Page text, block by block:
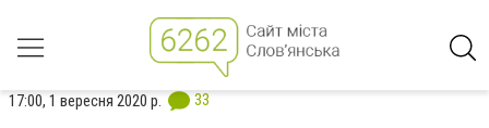
17:00, 1 вересня 2020 р. 33